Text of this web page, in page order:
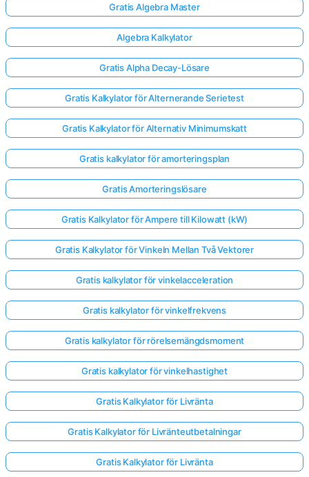
Gratis Algebra Master
Algebra Kalkylator
Gratis Alpha Decay-Lösare
Gratis Kalkylator för Alternerande Serietest
Gratis Kalkylator för Alternativ Minimumskatt
Gratis kalkylator för amorteringsplan
Gratis Amorteringslösare
Gratis Kalkylator för Ampere till Kilowatt (kW)
Gratis Kalkylator för Vinkeln Mellan Två Vektorer
Gratis kalkylator för vinkelacceleration
Gratis kalkylator för vinkelfrekvens
Gratis kalkylator för rörelsemängdsmoment
Gratis kalkylator för vinkelhastighet
Gratis Kalkylator för Livränta
Gratis Kalkylator för Livränteutbetalningar
Gratis Kalkylator för Livränta